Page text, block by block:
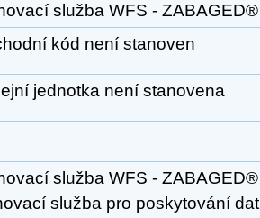
služba WFS -
kód není stanoven
jednotka není stanovena
služba WFS -
služba pro poskytování